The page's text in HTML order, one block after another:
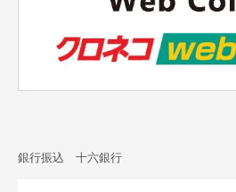
銀行振込 十六銀行